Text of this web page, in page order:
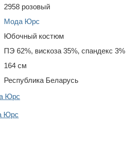
2958 розовый
Мода Юрс
Юбочный костюм
ПЭ 62%, вискоза 35%, спандекс 3%
164 см
Республика Беларусь
Юрс
Юрс